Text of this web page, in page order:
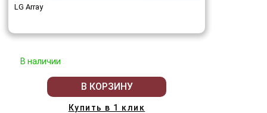
LG Array
В наличии
В КОРЗИНУ
Купить в 1 клик